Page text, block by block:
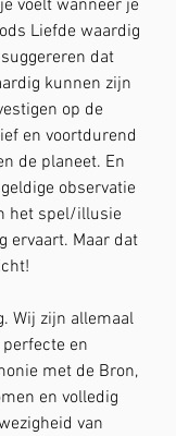
voelt wanneer je
Liefde waardig
dat
kunnen zijn
op de
en voortdurend
de planeet. En
observatie
het spel/illusie
ervaart. Maar dat
Wij zijn allemaal
en
met de Bron,
en volledig
van